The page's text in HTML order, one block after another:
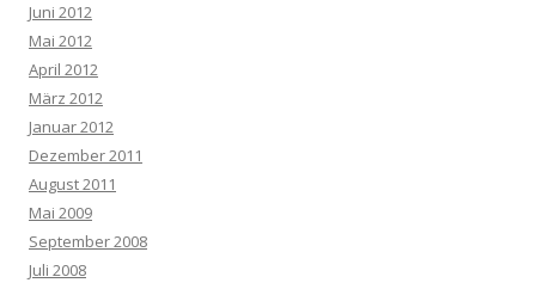
Juni 2012
Mai 2012
April 2012
März 2012
Januar 2012
Dezember 2011
August 2011
Mai 2009
September 2008
Juli 2008